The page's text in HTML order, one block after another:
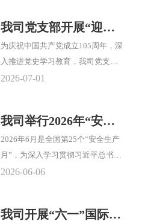
联合总会捐助善款，专款用于当地
救灾事务，助力受灾民众渡过难
关。
我司党支部开展“迎七
一·光影铸魂”主题党日
活动
为庆祝中国共产党成立105周年，深
入推进党史学习教育，我司党支部
组织开展了“迎七一·光影铸魂”主题
2026-07-01
我司举行2026年“安全
生产月”宣誓活动
2026年6月是全国第25个“安全生产
月”，为深入学习贯彻习近平总书记
关于安全生产的重要论述和重要指
生产月”的活动要求。2026年6月6日
2026-06-06
我司开展“六一”国际儿